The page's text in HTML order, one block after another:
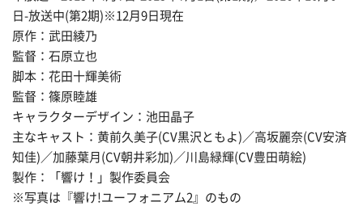
日-放送中(第2期)※12月9日現在
原作：武田綾乃
監督：石原立也
脚本：花田十輝美術
監督：篠原睦雄
キャラクターデザイン：池田晶子
主なキャスト：黄前久美子(CV黒沢ともよ)／高坂麗奈(CV安済
知佳)／加藤葉月(CV朝井彩加)／川島緑輝(CV豊田萌絵)
製作：「響け！」製作委員会
※写真は『響け!ユーフォニアム2』のもの